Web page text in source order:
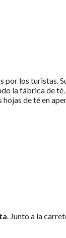
por los turistas.
la fábrica de
de té en
. Junto a la